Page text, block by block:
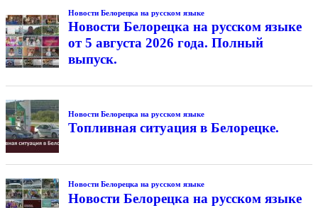
Новости Белорецка на русском языке
Новости Белорецка на русском языке
от 5 августа 2026 года. Полный
выпуск.
Новости Белорецка на русском языке
Топливная ситуация в Белорецке.
Новости Белорецка на русском языке
Новости Белорецка на русском языке